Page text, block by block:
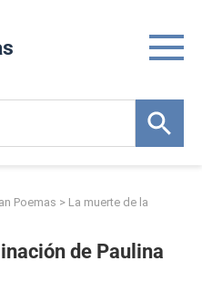
Poemas > La muerte de la
de Paulina